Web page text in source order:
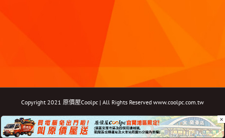
Copyright 2021 原價屋Coolpc | All Rights Reserved www.coolpc.com.tw
FacebookInstagramYouTubeTwitterEmail: ×